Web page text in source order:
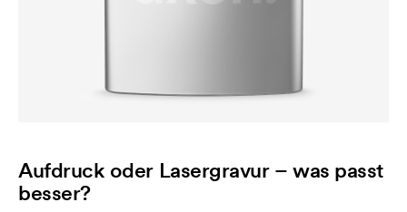
Aufdruck oder Lasergravur – was passt
besser?